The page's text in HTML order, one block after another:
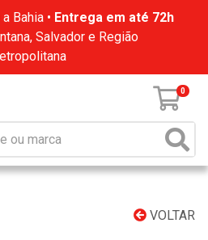
Bahia • Entrega em até 72h
Salvador e Região
0
VOLTAR